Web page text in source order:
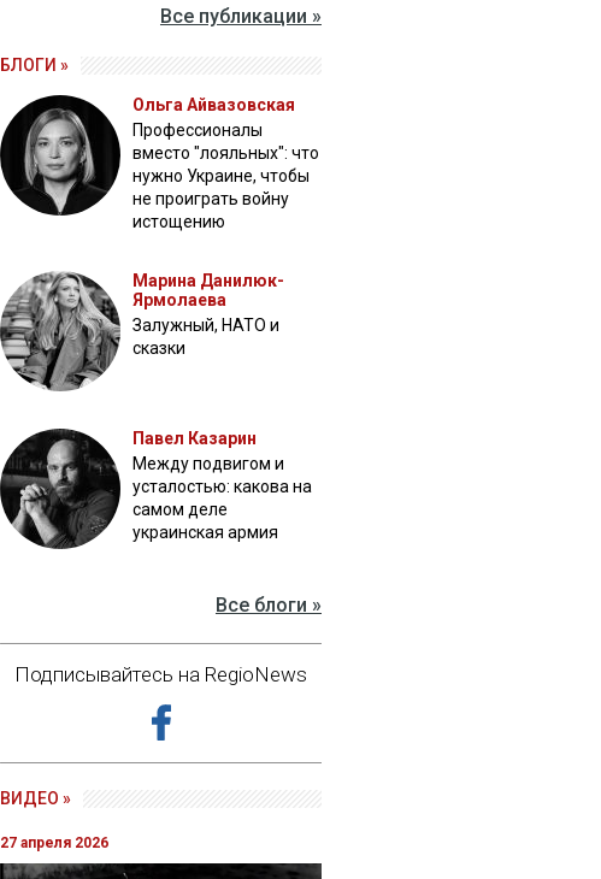
Все публикации »
БЛОГИ »
Ольга Айвазовская
Профессионалы
вместо "лояльных": что
нужно Украине, чтобы
не проиграть войну
истощению
Марина Данилюк-
Ярмолаева
Залужный, НАТО и
сказки
Павел Казарин
Между подвигом и
усталостью: какова на
самом деле
украинская армия
Все блоги »
Подписывайтесь на RegioNews
ВИДЕО »
27 апреля 2026